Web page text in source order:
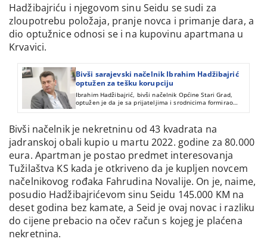
Hadžibajriću i njegovom sinu Seidu se sudi za
zloupotrebu položaja, pranje novca i primanje dara, a
dio optužnice odnosi se i na kupovinu apartmana u
Krvavici.
Bivši sarajevski načelnik Ibrahim Hadžibajrić
optužen za tešku korupciju
Ibrahim Hadžibajrić, bivši načelnik Općine Stari Grad,
optužen je da je sa prijateljima i srodnicima formirao
kriminalnu grupu koja je, uz ostalo, zloupotrijebila
koristi, o čemu je CIN ranije pisao.
Bivši načelnik je nekretninu od 43 kvadrata na
jadranskoj obali kupio u martu 2022. godine za 80.000
eura. Apartman je postao predmet interesovanja
Tužilaštva KS kada je otkriveno da je kupljen novcem
načelnikovog rođaka Fahrudina Novalije. On je, naime,
posudio Hadžibajrićevom sinu Seidu 145.000 KM na
deset godina bez kamate, a Seid je ovaj novac i razliku
do cijene prebacio na očev račun s kojeg je plaćena
nekretnina.